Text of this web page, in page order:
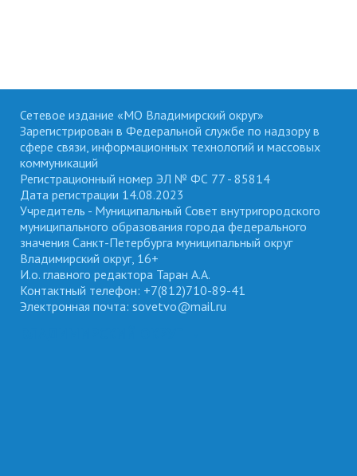
Сетевое издание «МО Владимирский округ»
Зарегистрирован в Федеральной службе по надзору в
сфере связи, информационных технологий и массовых
коммуникаций
Регистрационный номер ЭЛ № ФС 77 - 85814
Дата регистрации 14.08.2023
Учредитель - Муниципальный Совет внутригородского
муниципального образования города федерального
значения Санкт-Петербурга муниципальный округ
Владимирский округ, 16+
И.о. главного редактора Таран А.А.
Контактный телефон: +7(812)710-89-41
Электронная почта: sovetvo@mail.ru